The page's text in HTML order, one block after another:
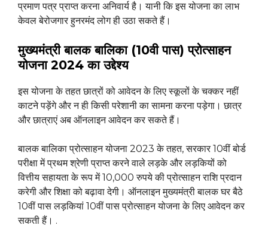
प्रमाण पत्र प्राप्त करना अनिवार्य है। यानी कि इस योजना का लाभ
केवल बेरोजगार हुनरमंद लोग ही उठा सकते हैं।
मुख्यमंत्री बालक बालिका (10वी पास) प्रोत्साहन
योजना 2024 का उद्देश्य
इस योजना के तहत छात्रों को आवेदन के लिए स्कूलों के चक्कर नहीं
काटने पड़ेंगे और न ही किसी परेशानी का सामना करना पड़ेगा। छात्र
और छात्राएं अब ऑनलाइन आवेदन कर सकते हैं।
बालक बालिका प्रोत्साहन योजना 2023 के तहत, सरकार 10वीं बोर्ड
परीक्षा में प्रथम श्रेणी प्राप्त करने वाले लड़के और लड़कियों को
वित्तीय सहायता के रूप में 10,000 रुपये की प्रोत्साहन राशि प्रदान
करेगी और शिक्षा को बढ़ावा देगी। ऑनलाइन मुख्यमंत्री बालक घर बैठे
10वीं पास लड़कियां 10वीं पास प्रोत्साहन योजना के लिए आवेदन कर
सकती हैं। .